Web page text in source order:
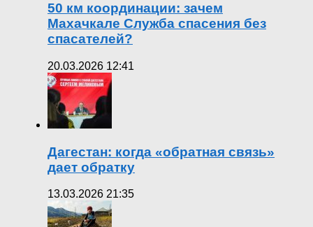
50 км координации: зачем
Махачкале Служба спасения без
спасателей?
20.03.2026 12:41
Дагестан: когда «обратная связь»
дает обратку
13.03.2026 21:35